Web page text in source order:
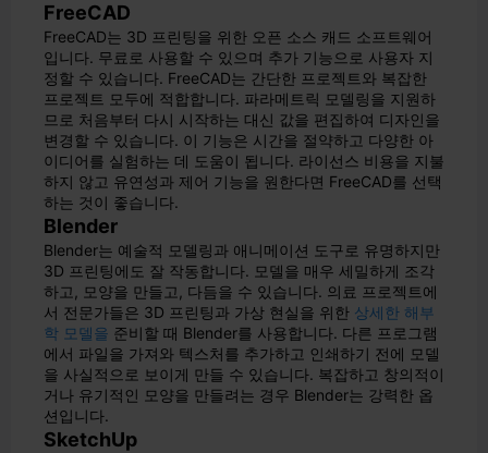
FreeCAD
FreeCAD는 3D 프린팅을 위한 오픈 소스 캐드 소프트웨어
입니다. 무료로 사용할 수 있으며 추가 기능으로 사용자 지
정할 수 있습니다. FreeCAD는 간단한 프로젝트와 복잡한
프로젝트 모두에 적합합니다. 파라메트릭 모델링을 지원하
므로 처음부터 다시 시작하는 대신 값을 편집하여 디자인을
변경할 수 있습니다. 이 기능은 시간을 절약하고 다양한 아
이디어를 실험하는 데 도움이 됩니다. 라이선스 비용을 지불
하지 않고 유연성과 제어 기능을 원한다면 FreeCAD를 선택
하는 것이 좋습니다.
Blender
Blender는 예술적 모델링과 애니메이션 도구로 유명하지만
3D 프린팅에도 잘 작동합니다. 모델을 매우 세밀하게 조각
하고, 모양을 만들고, 다듬을 수 있습니다. 의료 프로젝트에
서 전문가들은 3D 프린팅과 가상 현실을 위한 상세한 해부
학 모델을 준비할 때 Blender를 사용합니다. 다른 프로그램
에서 파일을 가져와 텍스처를 추가하고 인쇄하기 전에 모델
을 사실적으로 보이게 만들 수 있습니다. 복잡하고 창의적이
거나 유기적인 모양을 만들려는 경우 Blender는 강력한 옵
션입니다.
SketchUp